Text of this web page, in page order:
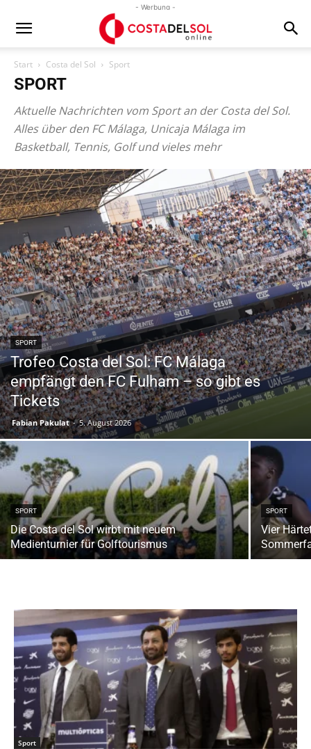
- Werbung -
Start Costa del Sol Sport
SPORT
Aktuelle Nachrichten vom Sport an der Costa del Sol.
Alles über den FC Málaga, Unicaja Málaga im
Basketball, Tennis, Golf und vieles mehr
SPORT
Trofeo Costa del Sol: FC Málaga
empfängt den FC Fulham – so gibt es
Tickets
Fabian Pakulat - 5. August 2026
SPORT
Die Costa del Sol wirbt mit neuem
Medienturnier für Golftourismus
SPORT
Vier
Sport